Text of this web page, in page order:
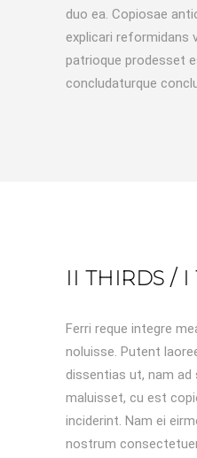
duo ea. Copiosae
explicari reformidans
patrioque prodesset
concludaturque
II THIRDS /
Ferri reque integre
noluisse. Putent
dissentias ut, nam ad
maluisset, cu est
inciderint. Nam ei
nostrum